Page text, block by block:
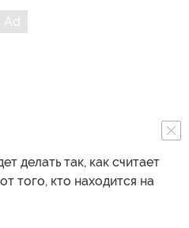
делать так, как считает
того, кто находится на